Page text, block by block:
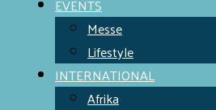
EVENTS
Messe
Lifestyle
INTERNATIONAL
Afrika